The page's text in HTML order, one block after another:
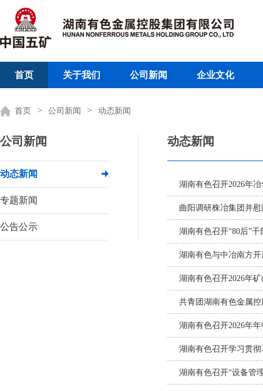
首页 关于我们 公司新闻 企业文化
首页 > 公司新闻 > 动态新闻
公司新闻
动态新闻
专题新闻
公告公示
动态新闻
湖南有色召开2026年
曲阳调研株冶集团并
湖南有色召开“80后”
湖南有色与中冶南方
湖南有色召开2026年
共青团湖南有色金属
湖南有色召开2026年
湖南有色召开学习贯
湖南有色召开“设备管